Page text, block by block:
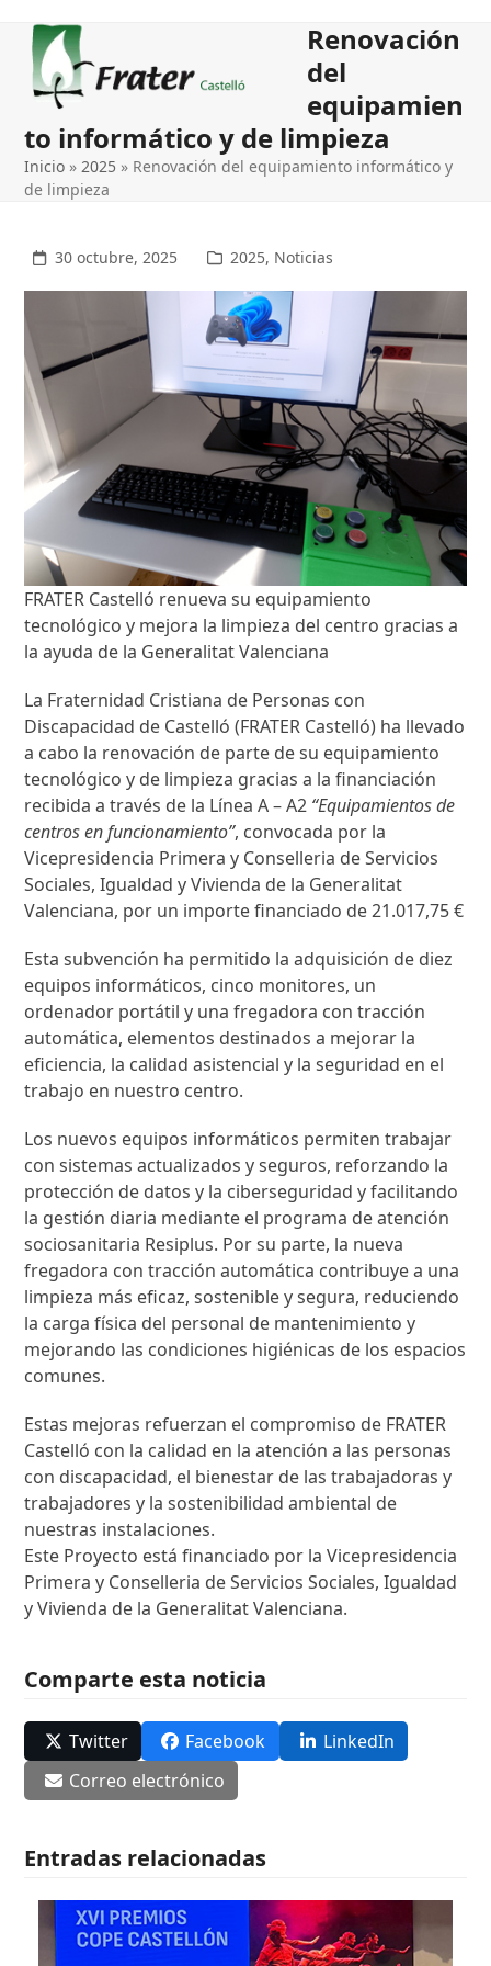
Open
mobile
menu
Close
mobile
menu
Renovación
del
equipamien
to informático y de limpieza
Inicio »2025 » Renovación del equipamiento informático y
de limpieza
30 octubre, 2025 2025, Noticias
FRATER Castelló renueva su equipamiento
tecnológico y mejora la limpieza del centro gracias a
la ayuda de la Generalitat Valenciana
La Fraternidad Cristiana de Personas con
Discapacidad de Castelló (FRATER Castelló) ha llevado
a cabo la renovación de parte de su equipamiento
tecnológico y de limpieza gracias a la financiación
recibida a través de la Línea A – A2 “Equipamientos de
centros en funcionamiento”, convocada por la
Vicepresidencia Primera y Conselleria de Servicios
Sociales, Igualdad y Vivienda de la Generalitat
Valenciana, por un importe financiado de 21.017,75 €
Esta subvención ha permitido la adquisición de diez
equipos informáticos, cinco monitores, un
ordenador portátil y una fregadora con tracción
automática, elementos destinados a mejorar la
eficiencia, la calidad asistencial y la seguridad en el
trabajo en nuestro centro.
Los nuevos equipos informáticos permiten trabajar
con sistemas actualizados y seguros, reforzando la
protección de datos y la ciberseguridad y facilitando
la gestión diaria mediante el programa de atención
sociosanitaria Resiplus. Por su parte, la nueva
fregadora con tracción automática contribuye a una
limpieza más eficaz, sostenible y segura, reduciendo
la carga física del personal de mantenimiento y
mejorando las condiciones higiénicas de los espacios
comunes.
Estas mejoras refuerzan el compromiso de FRATER
Castelló con la calidad en la atención a las personas
con discapacidad, el bienestar de las trabajadoras y
trabajadores y la sostenibilidad ambiental de
nuestras instalaciones.
Este Proyecto está financiado por la Vicepresidencia
Primera y Conselleria de Servicios Sociales, Igualdad
y Vivienda de la Generalitat Valenciana.
Comparte esta noticia
Twitter Facebook
LinkedIn
Correo electrónico
Entradas relacionadas